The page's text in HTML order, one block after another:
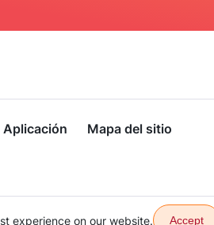
Aplicación Mapa del sitio
experience on our website. Accept